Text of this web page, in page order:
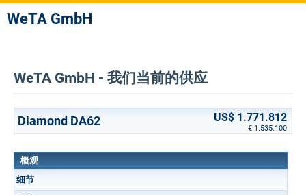
WeTA GmbH
WeTA GmbH - 我们当前的供应
Diamond DA62 US$ 1.771.812
€ 1.535.100
概观
细节